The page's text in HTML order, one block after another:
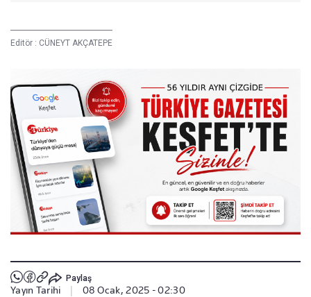
Editör : CÜNEYT AKÇATEPE
Paylaş
Yayın Tarihi 08 Ocak, 2025 - 02:30